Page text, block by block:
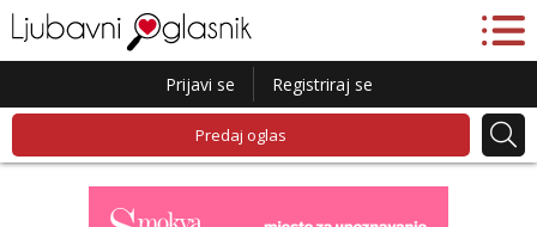
Prijavi se Registriraj se
Predaj oglas